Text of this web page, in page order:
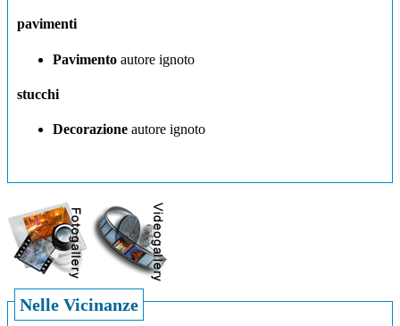
pavimenti
Pavimento autore ignoto
stucchi
Decorazione autore ignoto
Nelle Vicinanze